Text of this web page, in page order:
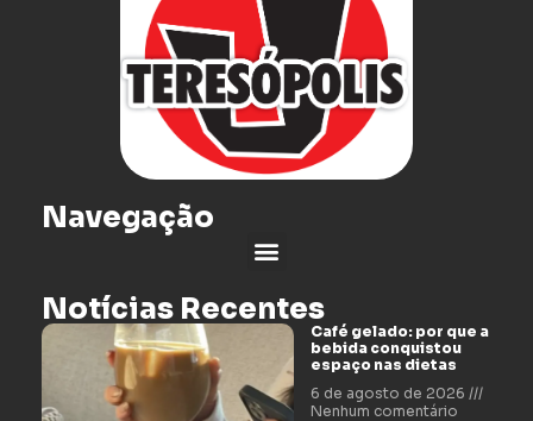
Navegação
Notícias Recentes
Café gelado: por que a
bebida conquistou
espaço nas dietas
6 de agosto de 2026
Nenhum comentário